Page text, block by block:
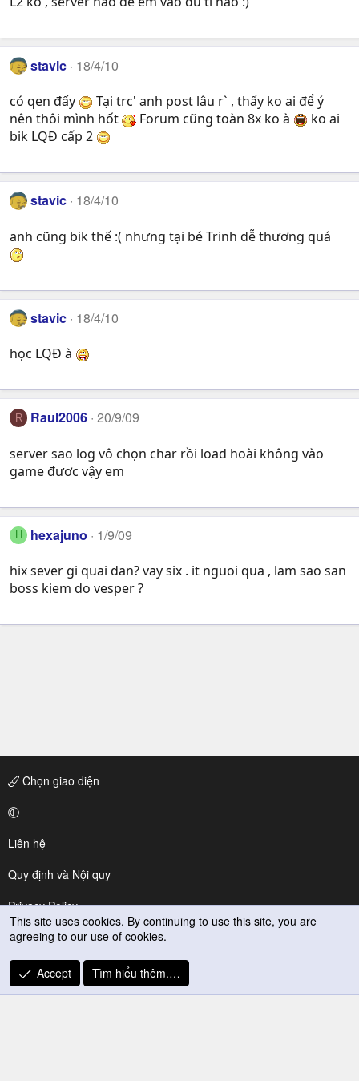
stavic 18/4/10
có qen đấy
Tại trc' anh post lâu r` , thấy ko ai để ý
nên thôi mình hốt
Forum cũng toàn 8x ko à
ko ai
bik LQĐ cấp 2
stavic 18/4/10
anh cũng bik thế :( nhưng tại bé Trinh dễ thương quá
stavic 18/4/10
học LQĐ à
R Raul2006 20/9/09
server sao log vô chọn char rồi load hoài không vào
game đươc vậy em
H hexajuno 1/9/09
hix sever gi quai dan? vay six . it nguoi qua , lam sao san
boss kiem do vesper ?
Chọn giao diện
Liên hệ
Quy định và Nội quy
Privacy Policy
Trợ giúp
R
S
This site uses cookies. By continuing to use this site, you are
agreeing to our use of cookies.
Accept Tìm hiểu thêm.…